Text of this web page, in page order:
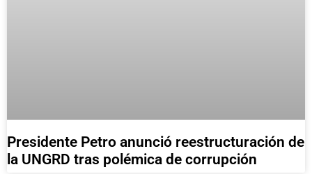
Presidente Petro anunció reestructuración de
la UNGRD tras polémica de corrupción